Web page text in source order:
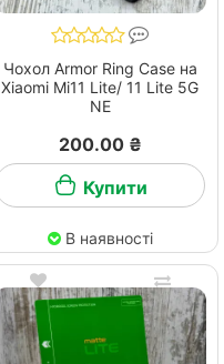
Чохол Armor Ring Case на
Xiaomi Mi11 Lite/ 11 Lite 5G
NE
200.00 ₴
Купити
В наявності